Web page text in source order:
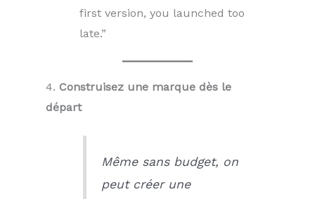
first version, you launched too
late.”
4. Construisez une marque dès le
départ
Même sans budget, on
peut créer une